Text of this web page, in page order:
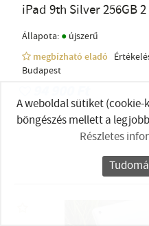
iPad 9th Silver 256GB
Állapota: ● újszerű
megbízható eladó
Budapest
A weboldal sütiket
böngészés mellett a
Részletes